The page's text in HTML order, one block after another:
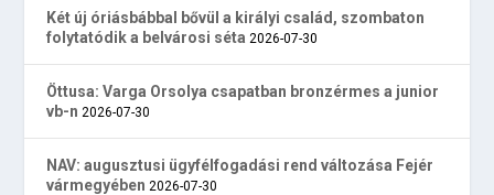
Két új óriásbábbal bővül a királyi család, szombaton
folytatódik a belvárosi séta 2026-07-30
Öttusa: Varga Orsolya csapatban bronzérmes a junior
vb-n 2026-07-30
NAV: augusztusi ügyfélfogadási rend változása Fejér
vármegyében 2026-07-30